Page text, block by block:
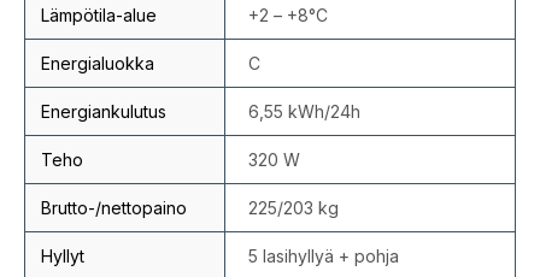
Lämpötila-alue +2 – +8°C
Energialuokka C
Energiankulutus 6,55 kWh/24h
Teho 320 W
Brutto-/nettopaino 225/203 kg
Hyllyt 5 lasihyllyä + pohja